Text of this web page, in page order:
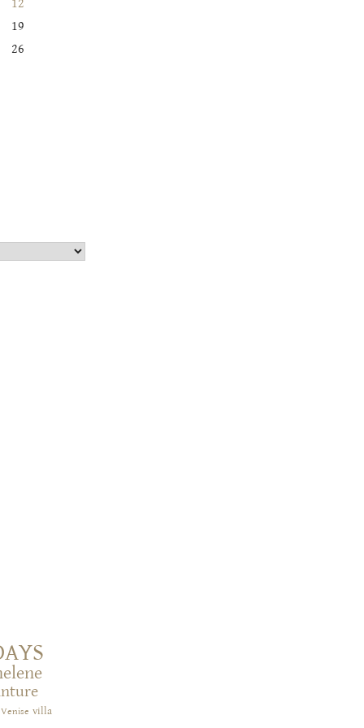
12
19
26
Venise villa